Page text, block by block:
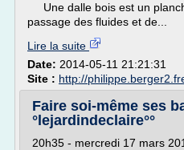
Une dalle bois est un
passage des fluides et de...
Lire la suite
Date: 2014-05-11 21:21:31
Site : http://
Faire soi-même ses
°lejardindeclaire°°
20h35 - mercredi 17 mars